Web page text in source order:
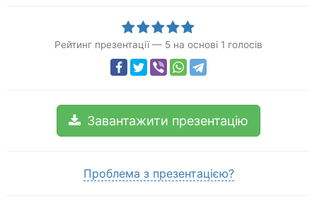
Рейтинг презентації — 5 на основі 1 голосів
Завантажити презентацію
Проблема з презентацією?